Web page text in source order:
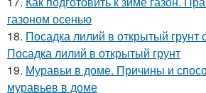
газоном осенью
18. Посадка лилий в открытый грунт
Посадка лилий в открытый грунт
19. Муравьи в доме. Причины и
муравьев в доме